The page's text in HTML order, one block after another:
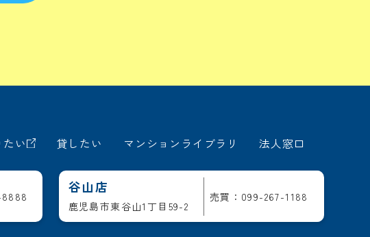
い 貸したい マンションライブラリ 法人窓口
谷山店
鹿児島市東谷山1丁目59-2
売買：099-267-1188